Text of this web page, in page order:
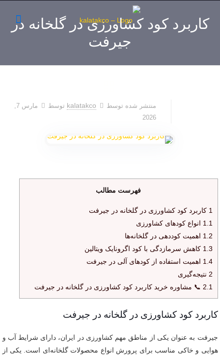
کاربرد کود کشاورزی در گلخانه در
جیرفت
منتشر شده توسط kalatakco توسط
مارس 7,
2026
فهرست مطالب
1 کاربرد کود کشاورزی در گلخانه در جیرفت
1.1 انواع کودهای کشاورزی
1.2 اهمیت کوددهی در گلخانه‌ها
1.3 کاهش سرمازدگی با کود اگرونایک ویتالین
1.4 اهمیت استفاده از کودهای آلی در جیرفت
2 نتیجه‌گیری
2.1 📞 مشاوره خرید کاربرد کود کشاورزی در گلخانه در جیرفت
کاربرد کود کشاورزی در گلخانه در جیرفت
جیرفت به عنوان یکی از مناطق مهم کشاورزی در ایران، دارای شرایط آب و
هوایی و خاکی مناسب برای پرورش انواع محصولات گلخانه‌ای است. یکی از